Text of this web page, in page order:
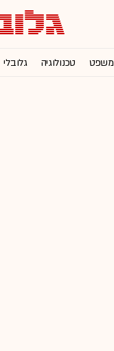
משפט טכנולוגיה גלובלי